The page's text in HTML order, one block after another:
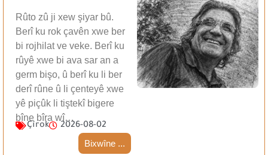
Rûto zû ji xew şiyar bû.
Berî ku rok çavên xwe ber
bi rojhilat ve veke. Berî ku
rûyê xwe bi ava sar an a
germ bişo, û berî ku li ber
derî rûne û li çenteyê xwe
yê piçûk li tiştekî bigere
bîne bîra wî…
Çîrok 2026-08-02
Bixwîne ...